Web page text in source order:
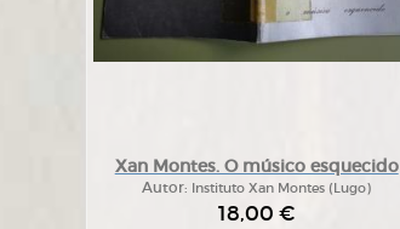
Xan Montes. O músico esquecido
Autor: Instituto Xan Montes (Lugo)
18,00 €